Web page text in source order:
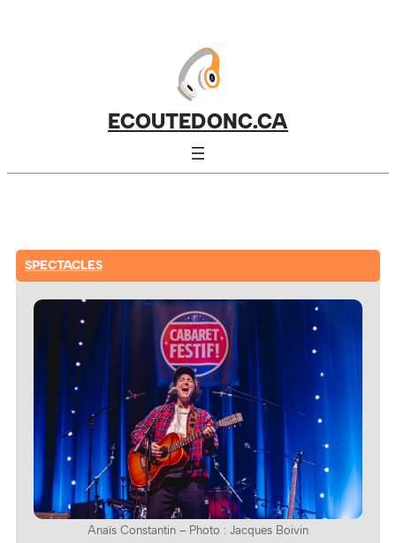
ECOUTEDONC.CA
SPECTACLES
Anaïs Constantin – Photo : Jacques Boivin